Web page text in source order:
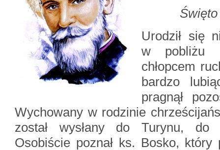
Urodził się
w pobliżu
chłopcem
bardzo
pragnął
Wychowany w rodzinie
został wysłany do Turynu, do
Osobiście poznał ks. Bosko, który